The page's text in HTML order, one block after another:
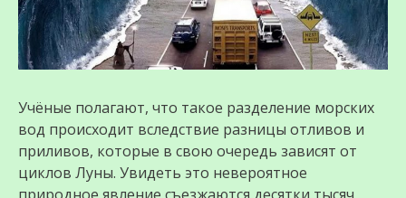
Учёные полагают, что такое разделение морских
вод происходит вследствие разницы отливов и
приливов, которые в свою очередь зависят от
циклов Луны. Увидеть это невероятное